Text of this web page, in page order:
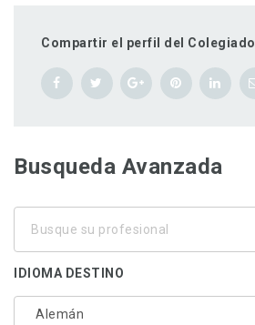
Compartir el perfil del Colegiado
Busqueda Avanzada
IDIOMA DESTINO